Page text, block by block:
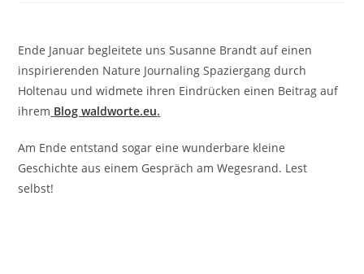
Ende Januar begleitete uns Susanne Brandt auf einen
inspirierenden Nature Journaling Spaziergang durch
Holtenau und widmete ihren Eindrücken einen Beitrag auf
ihrem Blog waldworte.eu.
Am Ende entstand sogar eine wunderbare kleine
Geschichte aus einem Gespräch am Wegesrand. Lest
selbst!